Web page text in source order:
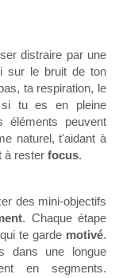
distraire par une
sur le bruit de ton
ta respiration, le
tu es en pleine
éléments peuvent
naturel, t'aidant à
à rester focus.
des mini-objectifs
. Chaque étape
te garde motivé.
dans une longue
en segments.